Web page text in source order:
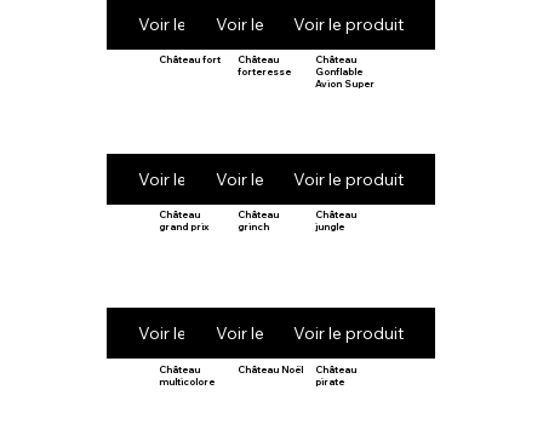
Voir le produitVoir le produitVoir le produit
Château fort
Voir le produit
Château
forteresse
Voir le produit
Château
Gonflable
Avion Super
Voir le produit
Château
grand prix
Voir le produit
Château
grinch
Voir le produit
Château
jungle
Voir le produit
Château
multicolore
Château Noël
Château
pirate